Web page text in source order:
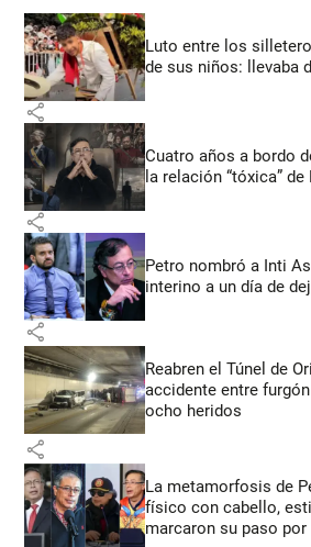
Luto entre los
de sus niños: llevaba
share
Cuatro años a bordo
la relación “tóxica”
share
Petro nombró a Inti
interino a un día de
share
Reabren el Túnel de
accidente entre
ocho heridos
share
La metamorfosis de
físico con cabello,
marcaron su paso